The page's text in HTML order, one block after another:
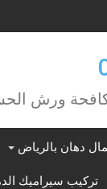
ورش
دهان بالرياض
تركيب سيراميك